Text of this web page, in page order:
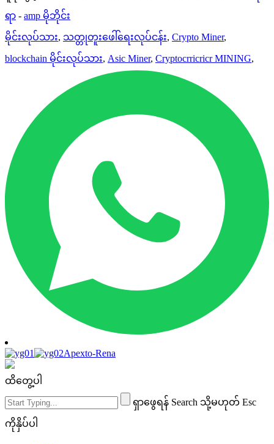
ရာ - amp မိုဘိုင်း
မိုင်းလုပ်သား, သတ္တုတူးဖေါ်ရေးလုပ်ငန်း, Crypto Miner,
blockchain မိုင်းလုပ်သား, Asic Miner, Cryptocrricricr MINING,
Apexto-Rena
ထိတွေ့ပါ
ရှာဖွေရန် Search သို့မဟုတ် Esc
ကိုနှိပ်ပါ